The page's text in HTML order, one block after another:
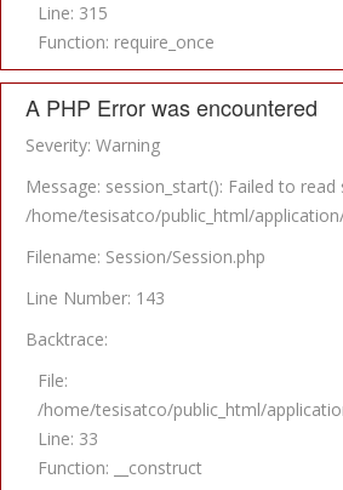
Line: 315
Function: require_once
A PHP Error was encountered
Severity: Warning
Message: session_start(): Failed to
/home/tesisatco/public_html/
Filename: Session/Session.php
Line Number: 143
Backtrace:
File:
/home/tesisatco/public_html/
Line: 33
Function: __construct